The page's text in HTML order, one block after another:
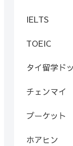
IELTS
TOEIC
タイ留学ド
チェンマイ
プーケット
ホアヒン